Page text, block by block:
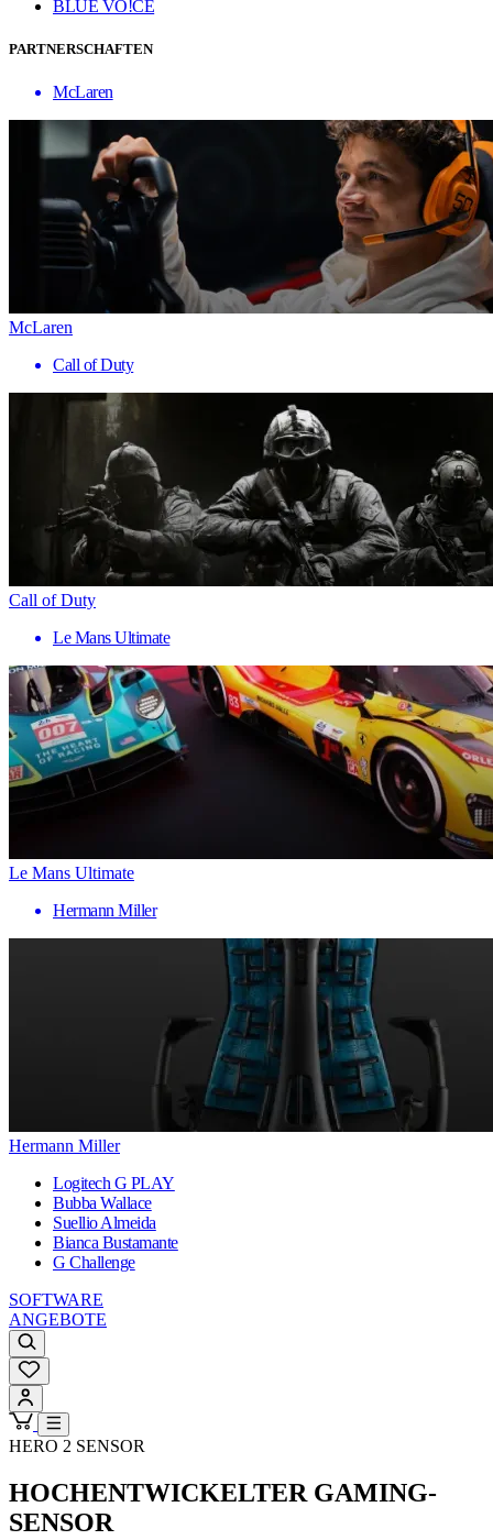
BLUE VO!CE
PARTNERSCHAFTEN
McLaren
McLaren
Call of Duty
Call of Duty
Le Mans Ultimate
Le Mans Ultimate
Hermann Miller
Hermann Miller
Logitech G PLAY
Bubba Wallace
Suellio Almeida
Bianca Bustamante
G Challenge
SOFTWARE
ANGEBOTE
HERO 2 SENSOR
HOCHENTWICKELTER GAMING-
SENSOR